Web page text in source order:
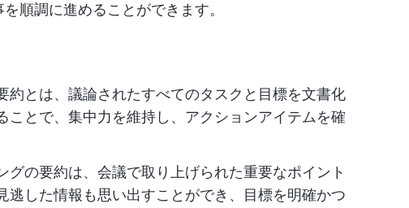
順調に進めることができます。
約とは、議論されたすべてのタスクと目標を文書化
ことで、集中力を維持し、アクションアイテムを確
グの要約は、会議で取り上げられた重要なポイント
逃した情報も思い出すことができ、目標を明確かつ